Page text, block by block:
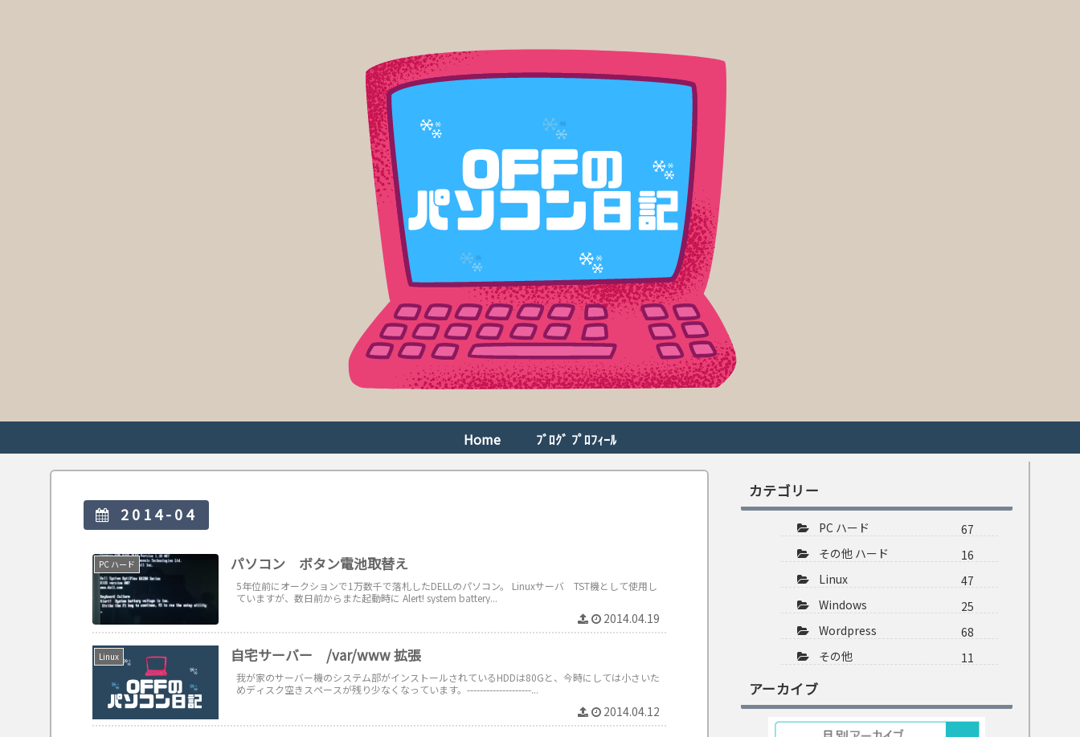
Home ﾌﾞﾛｸﾞ ﾌﾟﾛﾌｨｰﾙ
2014-04
PC ハード パソコン ボタン電池取替え
5年位前にオークションで1万数千で落札したDELLのパソコン。 Linuxサーバ TST機として使用し
ていますが、数日前からまた起動時に Alert! system battery...
2014.04.19
Linux 自宅サーバー /var/www 拡張
我が家のサーバー機のシステム部がインストールされているHDDは80Gと、今時にしては小さいた
めディスク空きスペースが残り少なくなっています。--------------------...
2014.04.12
カテゴリー
PC ハード
67
その他 ハード
16
Linux
47
Windows
25
Wordpress
68
その他
11
アーカイブ